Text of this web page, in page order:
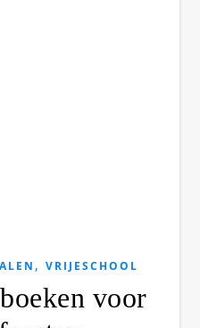
, VRIJESCHOOL
voor